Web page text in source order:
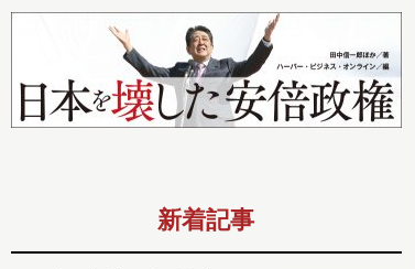
新着記事